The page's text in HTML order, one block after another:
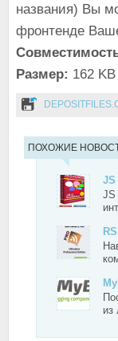
названия) Вы
фронтенде
Размер: 162 KB
ПОХОЖИЕ
JS
JS
из